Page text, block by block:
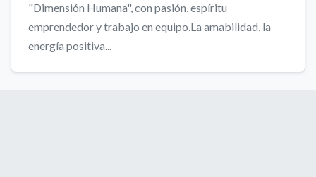
"Dimensión Humana", con pasión, espíritu
emprendedor y trabajo en equipo.La amabilidad, la
energía positiva...